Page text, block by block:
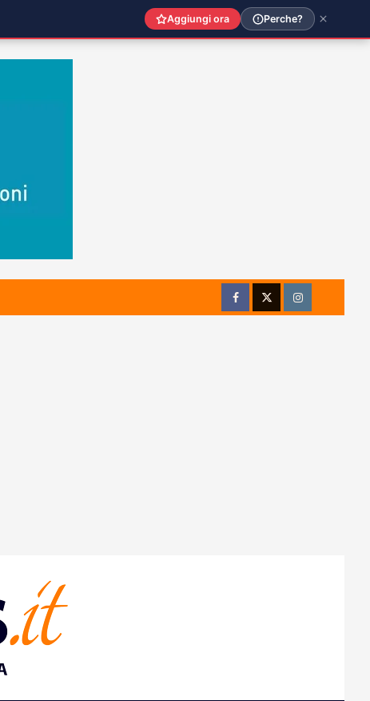
FacebookTwitterInstagram
Aggiungi ora Perche?